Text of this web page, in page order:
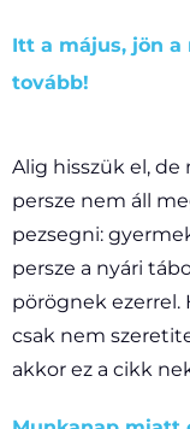
Itt a május, jön a
tovább!
Alig hisszük el,
persze nem áll
pezsegni:
persze a nyári
pörögnek ezerrel.
csak nem
akkor ez a cikk